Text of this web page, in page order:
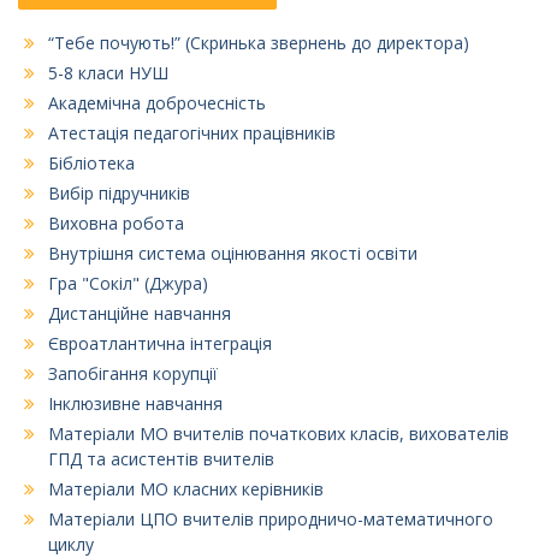
“Тебе почують!” (Скринька звернень до директора)
5-8 класи НУШ
Академічна доброчесність
Атестація педагогічних працівників
Бібліотека
Вибір підручників
Виховна робота
Внутрішня система оцінювання якості освіти
Гра "Сокіл" (Джура)
Дистанційне навчання
Євроатлантична інтеграція
Запобігання корупції
Інклюзивне навчання
Матеріали МО вчителів початкових класів, вихователів
ГПД та асистентів вчителів
Матеріали МО класних керівників
Матеріали ЦПО вчителів природничо-математичного
циклу